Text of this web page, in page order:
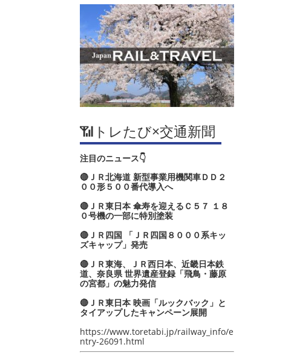
📶トレたび×交通新聞
注目のニュース👇
🔴ＪＲ北海道 新型事業用機関車ＤＤ２
００形５００番代導入へ
🔴ＪＲ東日本 傘寿を迎えるＣ５７ １８
０号機の一部に特別塗装
🔴ＪＲ四国 「ＪＲ四国８０００系キッ
ズキャップ」発売
🔴ＪＲ東海、ＪＲ西日本、近畿日本鉄
道、奈良県 世界遺産登録「飛鳥・藤原
の宮都」の魅力発信
🔴ＪＲ東日本 映画「ルックバック」と
タイアップしたキャンペーン展開
https://www.toretabi.jp/railway_info/e
ntry-26091.html